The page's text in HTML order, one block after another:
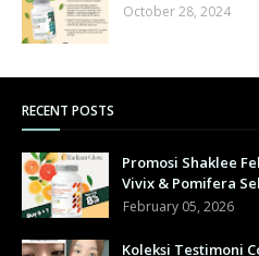
October 28, 2024
RECENT POSTS
Promosi Shaklee
Vivix & Pomifera
February 05, 2026
Koleksi Testimoni